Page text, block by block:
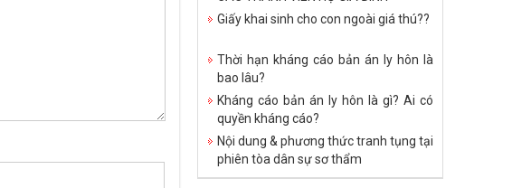
Giấy khai sinh cho con ngoài giá thú??
Thời hạn kháng cáo bản án ly hôn là
bao lâu?
Kháng cáo bản án ly hôn là gì? Ai có
quyền kháng cáo?
Nội dung & phương thức tranh tụng tại
phiên tòa dân sự sơ thẩm